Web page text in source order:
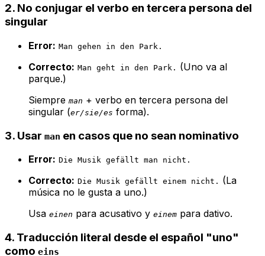
2. No conjugar el verbo en tercera persona del
singular
Error: Man gehen in den Park.
Correcto: Man geht in den Park. (Uno va al
parque.)
Siempre man + verbo en tercera persona del
singular (er/sie/es forma).
3. Usar man en casos que no sean nominativo
Error: Die Musik gefällt man nicht.
Correcto: Die Musik gefällt einem nicht. (La
música no le gusta a uno.)
Usa einen para acusativo y einem para dativo.
4. Traducción literal desde el español "uno"
como eins